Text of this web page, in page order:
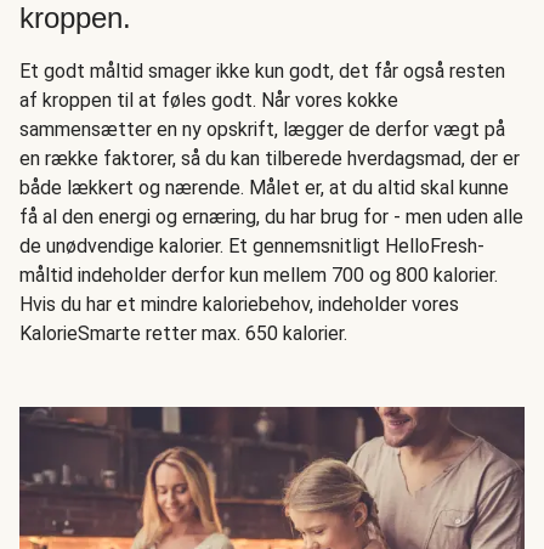
kroppen.
Et godt måltid smager ikke kun godt, det får også resten
af kroppen til at føles godt. Når vores kokke
sammensætter en ny opskrift, lægger de derfor vægt på
en række faktorer, så du kan tilberede hverdagsmad, der er
både lækkert og nærende. Målet er, at du altid skal kunne
få al den energi og ernæring, du har brug for - men uden alle
de unødvendige kalorier. Et gennemsnitligt HelloFresh-
måltid indeholder derfor kun mellem 700 og 800 kalorier.
Hvis du har et mindre kaloriebehov, indeholder vores
KalorieSmarte retter max. 650 kalorier.